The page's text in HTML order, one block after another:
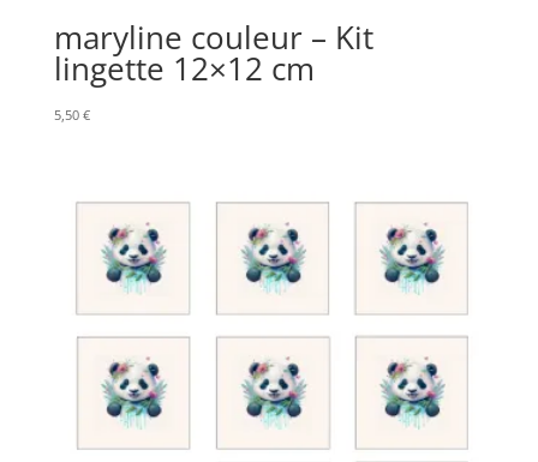
maryline couleur – Kit
lingette 12×12 cm
5,50 €